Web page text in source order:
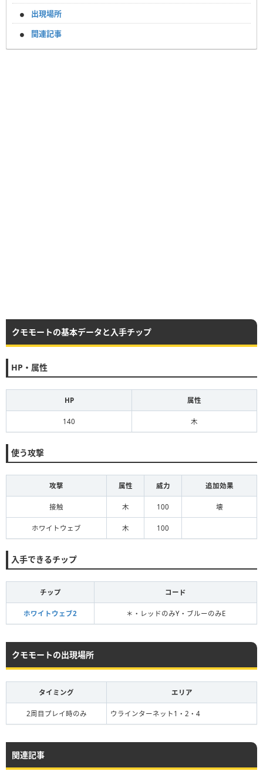
出現場所
関連記事
クモモートの基本データと入手チップ
HP・属性
HP 属性
140 木
使う攻撃
攻撃 属性 威力 追加効果
接触 木 100 壊
ホワイトウェブ 木 100
入手できるチップ
チップ コード
ホワイトウェブ2 ＊・レッドのみY・ブルーのみE
クモモートの出現場所
タイミング エリア
2周目プレイ時のみ ウラインターネット1・2・4
関連記事